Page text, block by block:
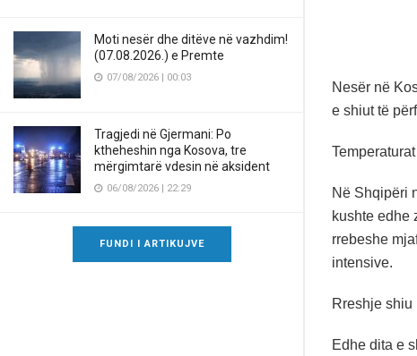
Moti nesër dhe ditëve në vazhdim!
(07.08.2026.) e Premte
07/08/2026 | 00:03
Tragjedi në Gjermani: Po
ktheheshin nga Kosova, tre
mërgimtarë vdesin në aksident
06/08/2026 | 22:29
FUNDI I ARTIKUJVE
Nesër në
e shiut të
Në Shqipëri
kushte edhe
rrebeshe
intensive.
Rreshje shiu
Edhe dita e